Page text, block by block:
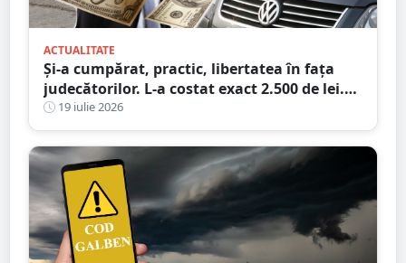
ACTUALITATE
Și-a cumpărat, practic, libertatea în fața
judecătorilor. L-a costat exact 2.500 de lei.
Victima a plătit cheltuielile de judecată
19 iulie 2026